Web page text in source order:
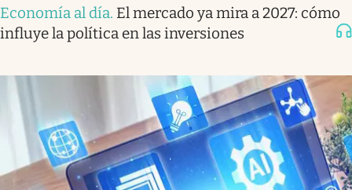
Economía al día. El mercado ya mira a 2027: cómo
influye la política en las inversiones